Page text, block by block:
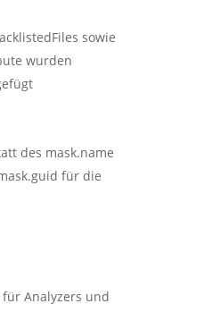
sowie
wurden
des mask.name
für die
für Analyzers und